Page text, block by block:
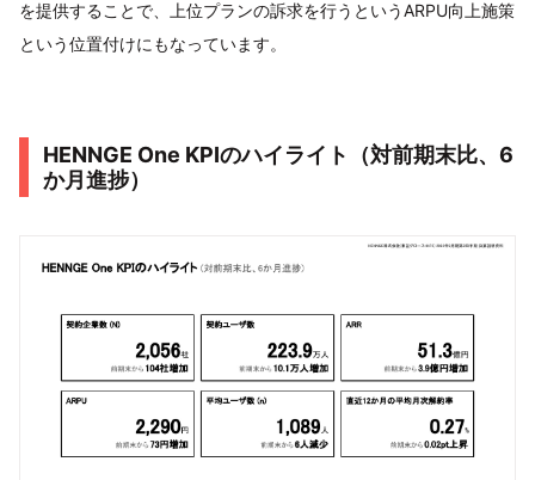
を提供することで、上位プランの訴求を行うというARPU向上施策
という位置付けにもなっています。
HENNGE One KPIのハイライト（対前期末比、6
か月進捗）